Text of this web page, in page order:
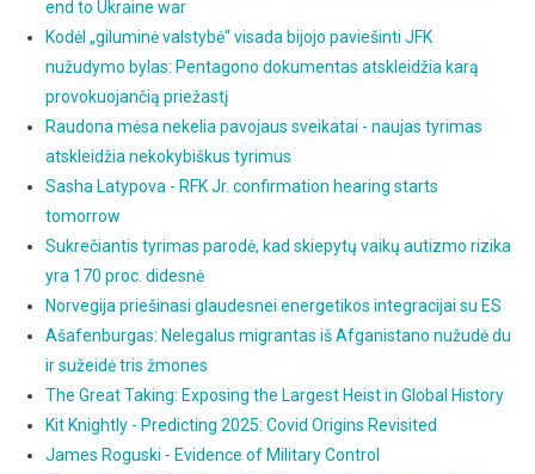
end to Ukraine war
Kodėl „giluminė valstybė“ visada bijojo paviešinti JFK
nužudymo bylas: Pentagono dokumentas atskleidžia karą
provokuojančią priežastį
Raudona mėsa nekelia pavojaus sveikatai - naujas tyrimas
atskleidžia nekokybiškus tyrimus
Sasha Latypova - RFK Jr. confirmation hearing starts
tomorrow
Sukrečiantis tyrimas parodė, kad skiepytų vaikų autizmo rizika
yra 170 proc. didesnė
Norvegija priešinasi glaudesnei energetikos integracijai su ES
Ašafenburgas: Nelegalus migrantas iš Afganistano nužudė du
ir sužeidė tris žmones
The Great Taking: Exposing the Largest Heist in Global History
Kit Knightly - Predicting 2025: Covid Origins Revisited
James Roguski - Evidence of Military Control